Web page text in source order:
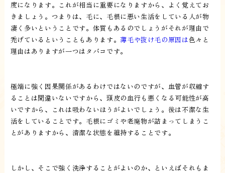
度になります。これが相当に重要になりますから、よく覚えてお
きましょう。つまりは、毛に、毛根に悪い生活をしている人が物
凄く多いということです。体質もあるのでしょうがそれが理由で
禿げているということもあります。薄毛や抜け毛の原因は色々と
理由はありますが一つはタバコです。
極端に強く因果関係があるわけではないのですが、血管が収縮す
ることは間違いないですから、頭皮の血行も悪くなる可能性が高
いですから、これは吸わないほうがよいでしょう。後は不潔な生
活をしていることです。毛根にゴミや老廃物が詰まってしまうこ
とがありますから、清潔な状態を維持することです。
しかし、そこで強く洗浄することがよいのか、といえばそれもま